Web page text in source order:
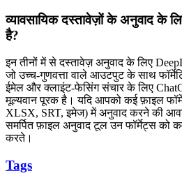
व्यावसायिक दस्तावेज़ों के अनुवाद के
है?
इन तीनों में से दस्तावेज़ अनुवाद के लिए
जो उच्च-गुणवत्ता वाले आउटपुट के साथ
ईमेल और क्लाइंट-फेसिंग संचार के लिए
मूल्यवान पूरक है। यदि आपको कई फ़ाइल
XLSX, SRT, इमेज) में अनुवाद करने की
समर्पित फ़ाइल अनुवाद टूल उन फॉर्मेट्स को
करते।
Tags